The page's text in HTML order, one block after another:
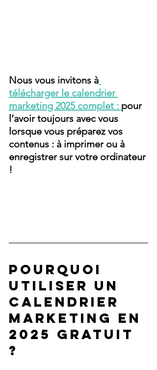
Nous vous invitons à
télécharger le calendrier
marketing 2025 complet : pour
l’avoir toujours avec vous
lorsque vous préparez vos
contenus : à imprimer ou à
enregistrer sur votre ordinateur
!
Pourquoi
utiliser un
calendrier
marketing en
2025 gratuit
?